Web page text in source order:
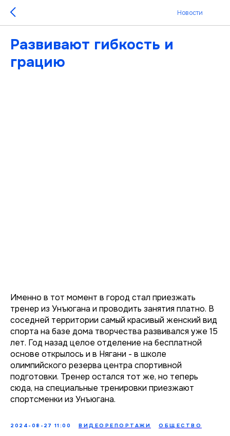
Новости
Развивают гибкость и
грацию
Именно в тот момент в город стал приезжать
тренер из Унъюгана и проводить занятия платно. В
соседней территории самый красивый женский вид
спорта на базе дома творчества развивался уже 15
лет. Год назад целое отделение на бесплатной
основе открылось и в Нягани - в школе
олимпийского резерва центра спортивной
подготовки. Тренер остался тот же, но теперь
сюда, на специальные тренировки приезжают
спортсменки из Унъюгана.
2024-08-27 11:00 ВИДЕОРЕПОРТАЖИ ОБЩЕСТВО